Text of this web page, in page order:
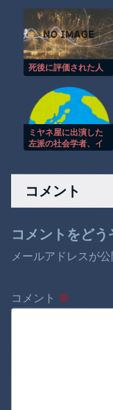
死後に評価された人
ミヤネ屋に出演した
左派の社会学者、イ
して……
コメント
コメントをどう
メールアドレスが
コメント ※